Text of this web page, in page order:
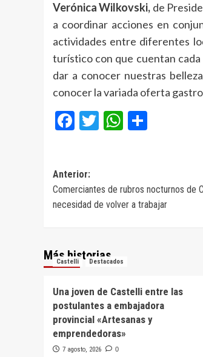
Verónica Wilkovski, de
a coordinar acciones en
actividades entre diferentes
turístico con que cuentan cada
dar a conocer nuestras
conocer la variada oferta
Facebook
TwitterWhatsApp
Navegación
de
Anterior:
Comerciantes de rubros nocturnos de
necesidad de volver a trabajar
Más historias
Castelli Destacados
Una joven de Castelli entre las
postulantes a embajadora
provincial «Artesanas y
emprendedoras»
7 agosto, 2026 0